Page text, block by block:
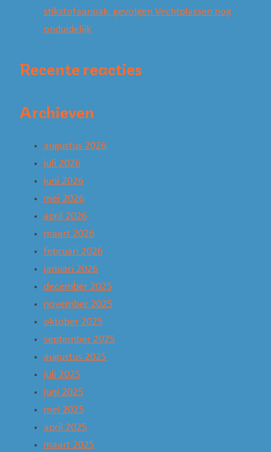
stikstofaanpak, gevolgen Vechtplassen nog
onduidelijk
Recente reacties
Archieven
augustus 2026
juli 2026
juni 2026
mei 2026
april 2026
maart 2026
februari 2026
januari 2026
december 2025
november 2025
oktober 2025
september 2025
augustus 2025
juli 2025
juni 2025
mei 2025
april 2025
maart 2025